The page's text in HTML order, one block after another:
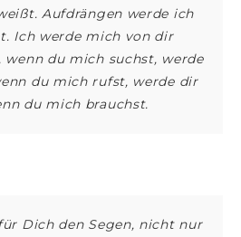
Aufdrängen werde ich
Ich werde mich von dir
wenn du mich suchst, werde
du mich rufst, werde dir
du mich brauchst.
Dich den Segen, nicht nur